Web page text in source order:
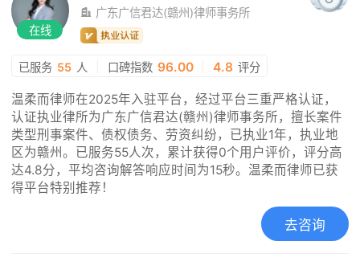
在线
广东广信君达(赣州)律师事务所
已服务 55 人 口碑指数 96.00 4.8 评分
温柔而律师在2025年入驻平台，经过平台三重严格认证，
认证执业律所为广东广信君达(赣州)律师事务所，擅长案件
类型刑事案件、债权债务、劳资纠纷，已执业1年，执业地
区为赣州。已服务55人次，累计获得0个用户评价，评分高
达4.8分，平均咨询解答响应时间为15秒。温柔而律师已获
得平台特别推荐！
去咨询